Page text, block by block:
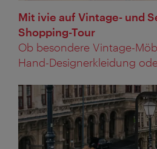
Mit ivie auf Vintage- und
Shopping-Tour
Ob besondere Vintage-
Hand-Designerkleidung